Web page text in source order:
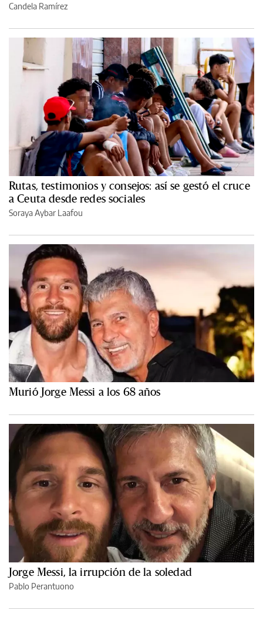
Candela Ramírez
Rutas, testimonios y consejos: así se gestó el cruce
a Ceuta desde redes sociales
Soraya Aybar Laafou
Murió Jorge Messi a los 68 años
Jorge Messi, la irrupción de la soledad
Pablo Perantuono